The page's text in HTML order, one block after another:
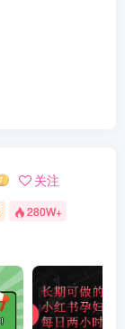
关注
280W+